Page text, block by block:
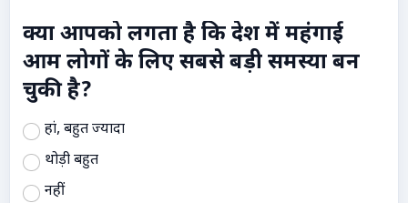
क्या आपको लगता है कि देश में महंगाई
आम लोगों के लिए सबसे बड़ी समस्या बन
चुकी है?
हां, बहुत ज्यादा
थोड़ी बहुत
नहीं